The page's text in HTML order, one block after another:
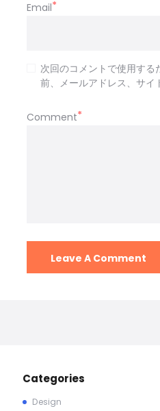
Email
次回のコメントで使用す
前、メールアドレス、サイ
Comment
Categories
Design